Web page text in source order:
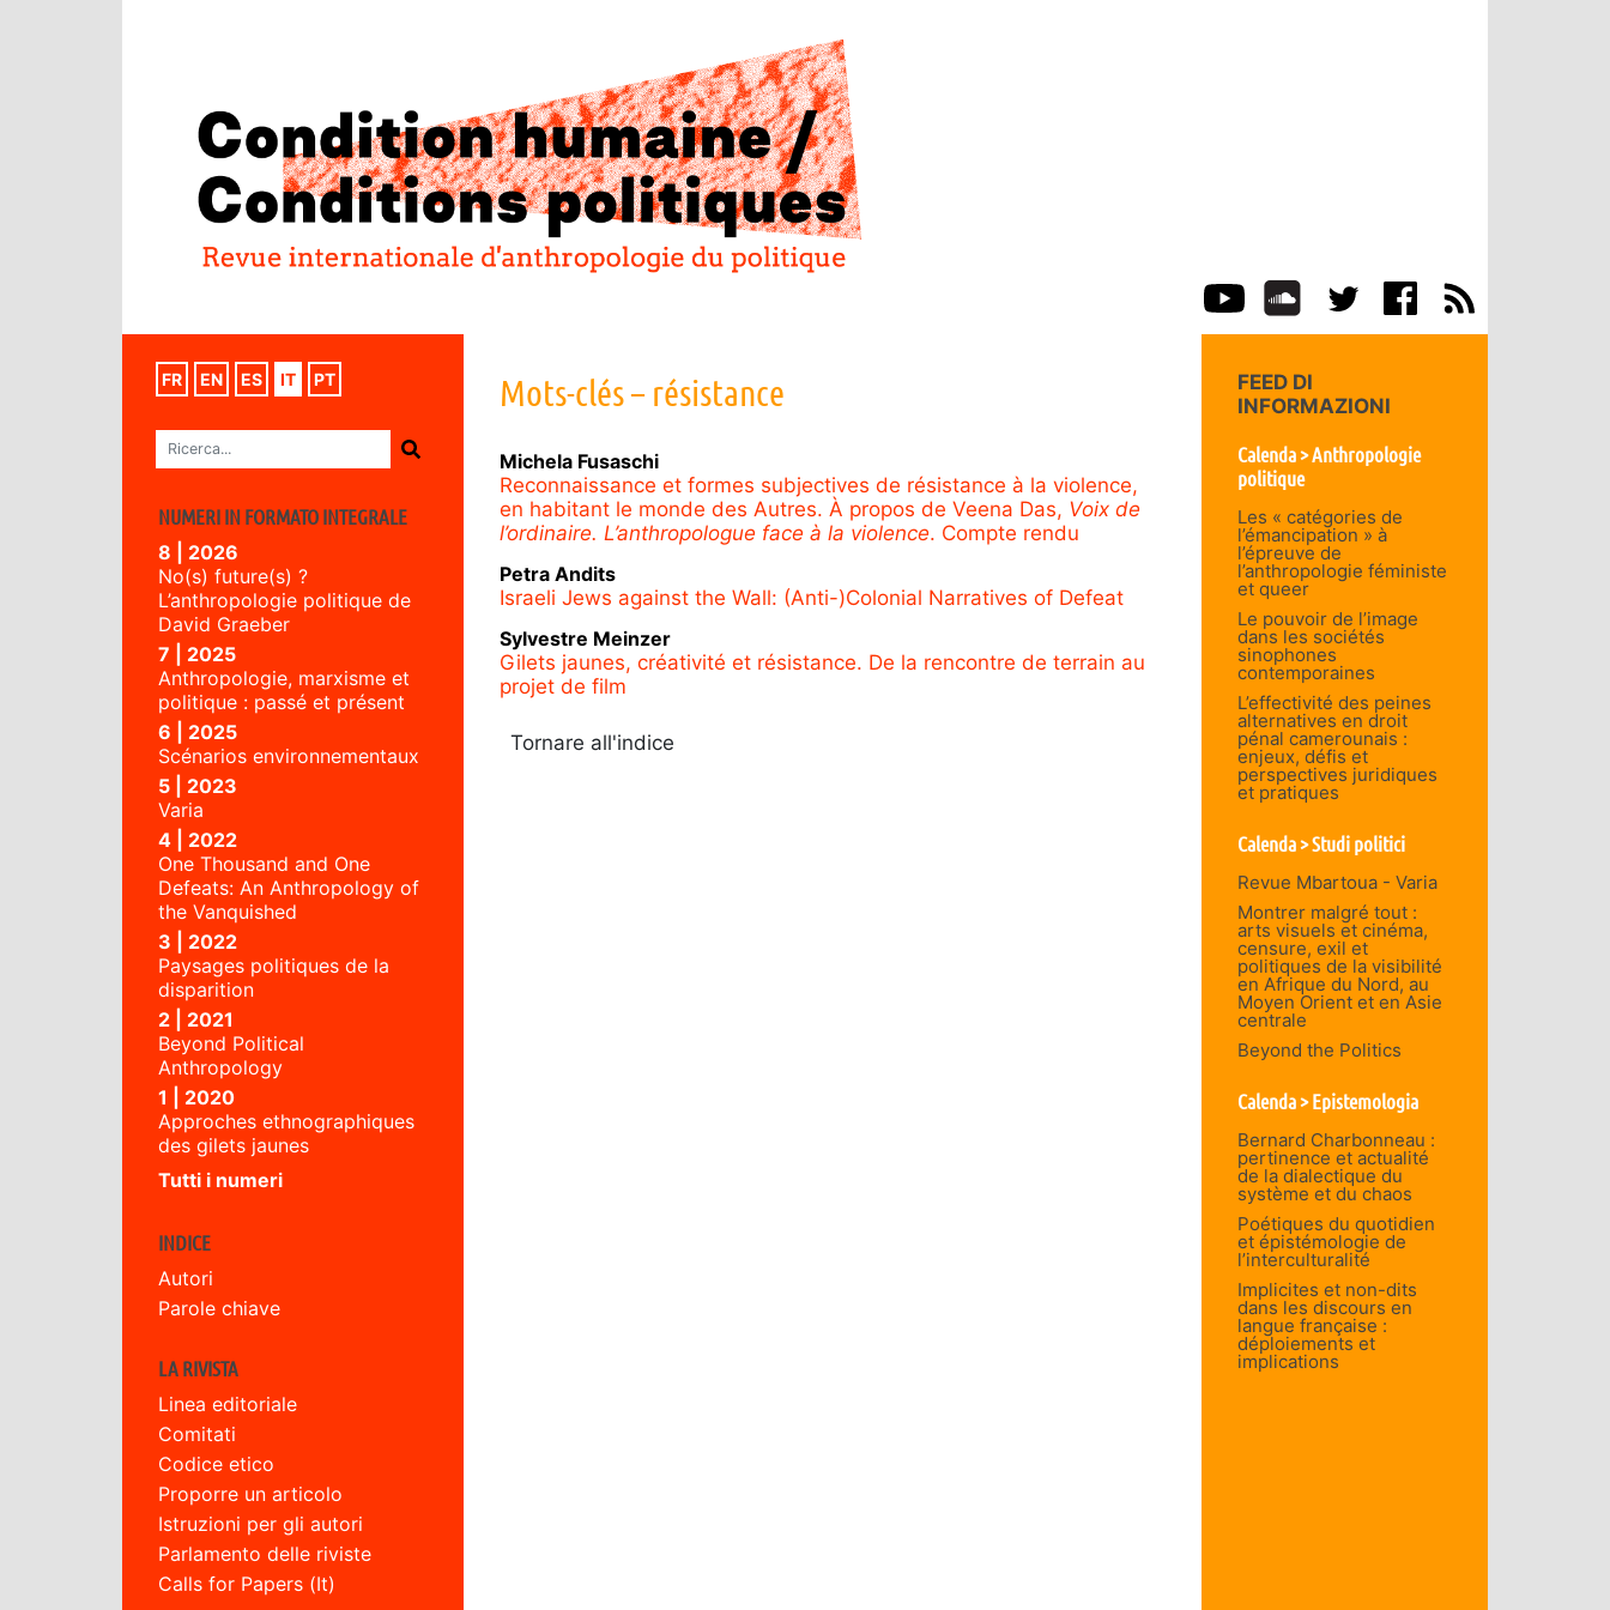
FR EN ES IT PT
NUMERI IN FORMATO INTEGRALE
8 | 2026
No(s) future(s) ?
L’anthropologie politique de
David Graeber
7 | 2025
Anthropologie, marxisme et
politique : passé et présent
6 | 2025
Scénarios environnementaux
5 | 2023
Varia
4 | 2022
One Thousand and One
Defeats: An Anthropology of
the Vanquished
3 | 2022
Paysages politiques de la
disparition
2 | 2021
Beyond Political
Anthropology
1 | 2020
Approches ethnographiques
des gilets jaunes
Tutti i numeri
INDICE
Autori
Parole chiave
LA RIVISTA
Linea editoriale
Comitati
Codice etico
Proporre un articolo
Istruzioni per gli autori
Parlamento delle riviste
Calls for Papers (It)
Mots-clés – résistance
Michela Fusaschi
Reconnaissance et formes subjectives de résistance à la violence,
en habitant le monde des Autres. À propos de Veena Das, Voix de
l’ordinaire. L’anthropologue face à la violence. Compte rendu
Petra Andits
Israeli Jews against the Wall: (Anti-)Colonial Narratives of Defeat
Sylvestre Meinzer
Gilets jaunes, créativité et résistance. De la rencontre de terrain au
projet de film
Tornare all'indice
FEED DI
INFORMAZIONI
Calenda > Anthropologie
politique
Les « catégories de
l’émancipation » à
l’épreuve de
l’anthropologie féministe
et queer
Le pouvoir de l’image
dans les sociétés
sinophones
contemporaines
L’effectivité des peines
alternatives en droit
pénal camerounais :
enjeux, défis et
perspectives juridiques
et pratiques
Calenda > Studi politici
Revue Mbartoua - Varia
Montrer malgré tout :
arts visuels et cinéma,
censure, exil et
politiques de la visibilité
en Afrique du Nord, au
Moyen Orient et en Asie
centrale
Beyond the Politics
Calenda > Epistemologia
Bernard Charbonneau :
pertinence et actualité
de la dialectique du
système et du chaos
Poétiques du quotidien
et épistémologie de
l’interculturalité
Implicites et non-dits
dans les discours en
langue française :
déploiements et
implications